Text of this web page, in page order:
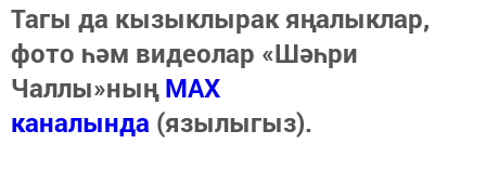
Тагы да кызыклырак яңалыклар,
фото һәм видеолар «Шәһри
Чаллы»ныңMAX
каналында (язылыгыз).